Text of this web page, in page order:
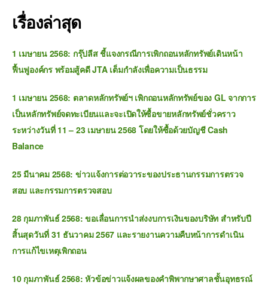
เรื่องล่าสุด
1 เมษายน 2568: กรุ๊ปลีส ชี้แจงกรณีการเพิกถอนหลักทรัพย์เดินหน้า
ฟื้นฟูองค์กร พร้อมสู้คดี JTA เต็มกำลังเพื่อความเป็นธรรม
1 เมษายน 2568: ตลาดหลักทรัพย์ฯ เพิกถอนหลักทรัพย์ของ GL จากการ
เป็นหลักทรัพย์จดทะเบียนและจะเปิดให้ซื้อขายหลักทรัพย์ชั่วคราว
ระหว่างวันที่ 11 – 23 เมษายน 2568 โดยให้ซื้อด้วยบัญชี Cash
Balance
25 มีนาคม 2568: ข่าวแจ้งการต่อวาระของประธานกรรมการตรวจ
สอบ และกรรมการตรวจสอบ
28 กุมภาพันธ์ 2568: ขอเลื่อนการนำส่งงบการเงินของบริษัท สำหรับปี
สิ้นสุดวันที่ 31 ธันวาคม 2567 และรายงานความคืบหน้าการดำเนิน
การแก้ไขเหตุเพิกถอน
10 กุมภาพันธ์ 2568: หัวข้อข่าวแจ้งผลของคำพิพากษาศาลชั้นอุทธรณ์